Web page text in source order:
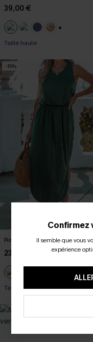
39,00 €
Taille haute
-15%
Robe maxi fendue sur le côté
23,00 € 27,00 €
Taille haute
Confirmez
Il semble que vous
expérience